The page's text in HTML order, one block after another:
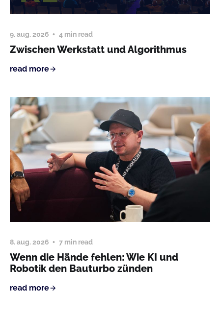
9. aug. 2026 4 min read
Zwischen Werkstatt und Algorithmus
read more
8. aug. 2026 7 min read
Wenn die Hände fehlen: Wie KI und
Robotik den Bauturbo zünden
read more